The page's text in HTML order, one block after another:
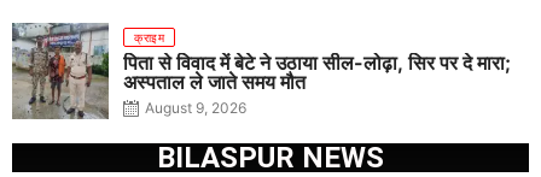
क्राइम
पिता से विवाद में बेटे ने उठाया सील-लोढ़ा, सिर पर दे मारा;
अस्पताल ले जाते समय मौत
August 9, 2026
BILASPUR NEWS